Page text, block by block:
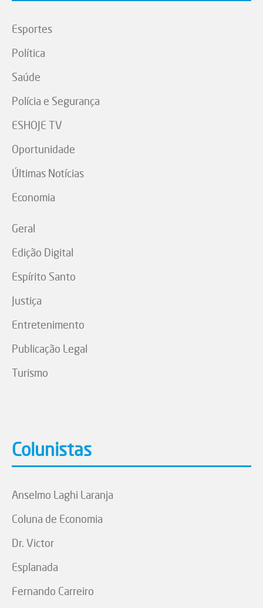
Esportes
Política
Saúde
Polícia e Segurança
ESHOJE TV
Oportunidade
Últimas Notícias
Economia
Geral
Edição Digital
Espírito Santo
Justiça
Entretenimento
Publicação Legal
Turismo
Colunistas
Anselmo Laghi Laranja
Coluna de Economia
Dr. Victor
Esplanada
Fernando Carreiro